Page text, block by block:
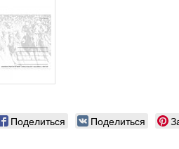
Поделиться Поделиться